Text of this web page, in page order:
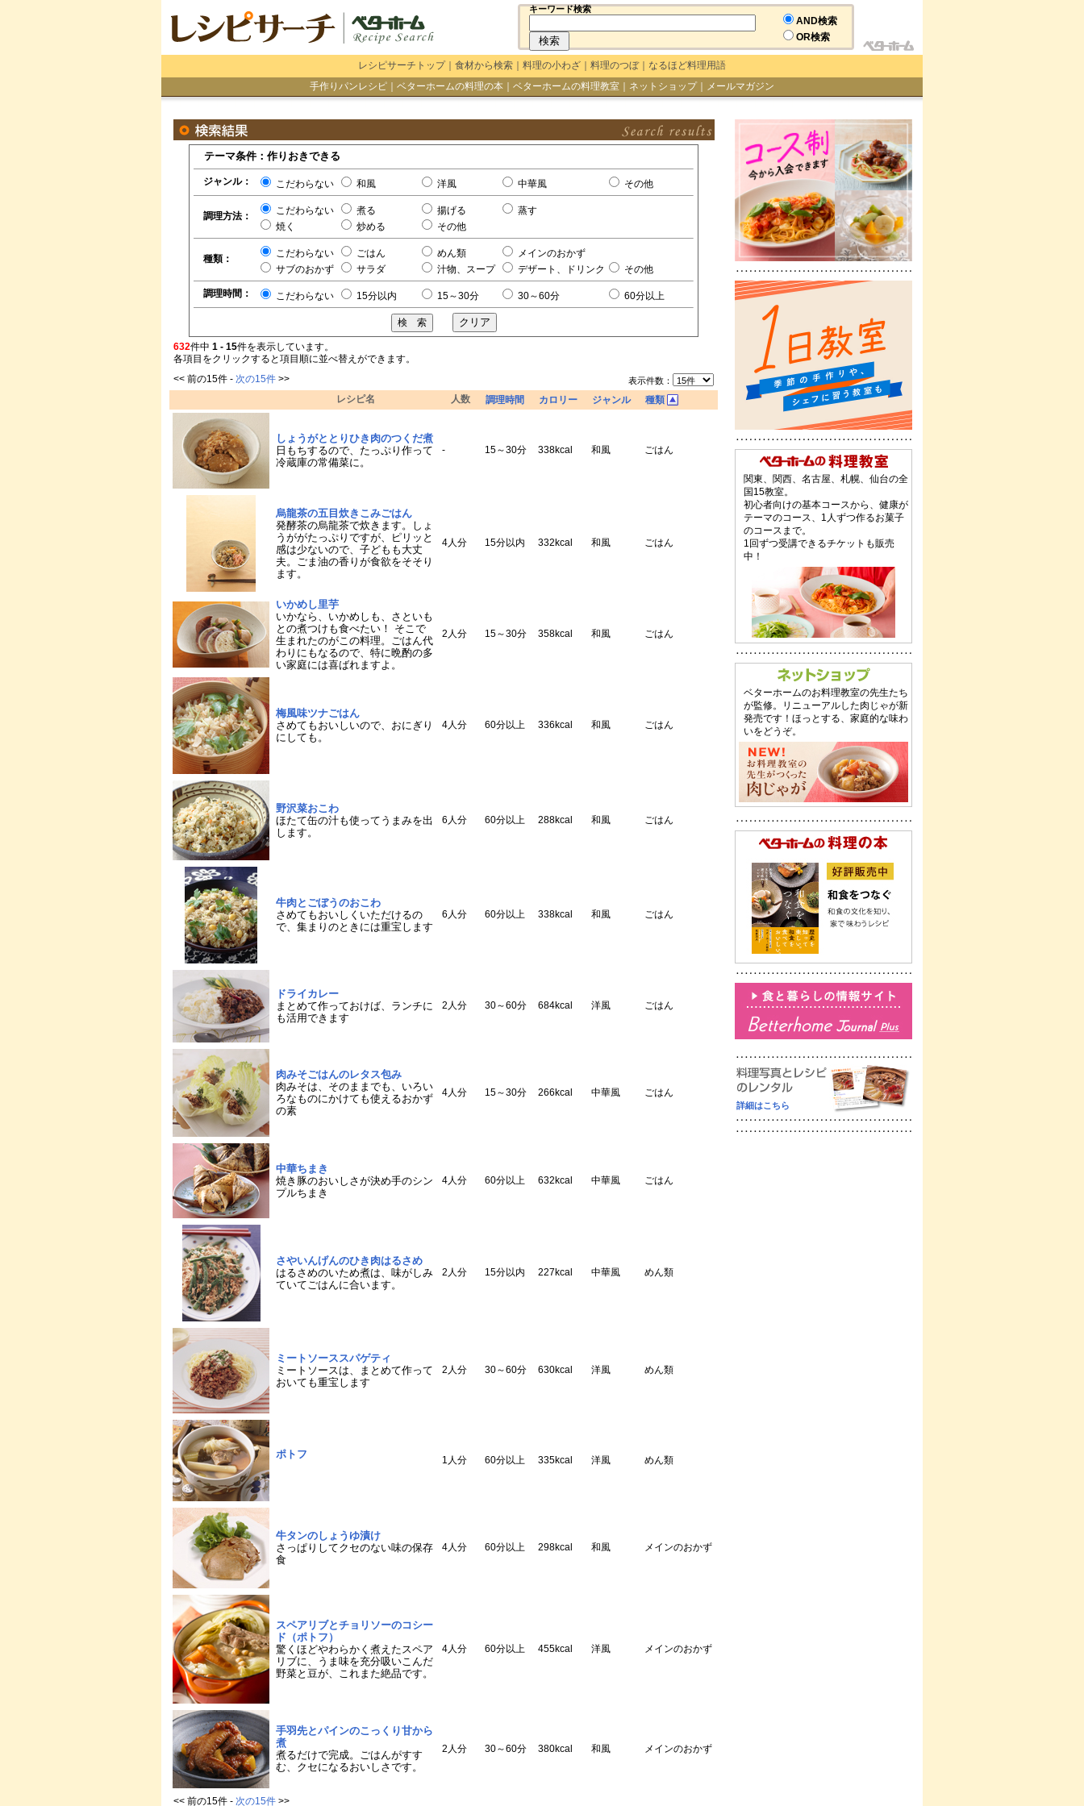
キーワード検索
AND検索
OR検索
レシピサーチトップ｜ 食材から検索 料理の小わざ 料理のつぼ｜ なるほど料理用語
手作りパンレシピ
ベターホームの料理の本 ベターホームの料理教室 ネットショップ｜ メールマガジン
テーマ条件：作りおきできる
ジャンル： こだわらない 和風 洋風 中華風 その他
調理方法： こだわらない 煮る 揚げる
蒸す
焼く
炒める その他
種類： こだわらない ごはん めん類
メインのおかず
サブのおかず
サラダ 汁物、スープ デザート、ドリンク その他
調理時間： こだわらない 15分以内 15～30分 30～60分 60分以上
632件中 1 - 15件を表示しています。
各項目をクリックすると項目順に並べ替えができます。
<< 前の15件 - 次の15件 >> 表示件数：
レシピ名 人数 調理時間 カロリー ジャンル 種類
しょうがととりひき肉のつくだ煮
日もちするので、たっぷり作って
冷蔵庫の常備菜に。
- 15～30分 338kcal 和風 ごはん
烏龍茶の五目炊きこみごはん
発酵茶の烏龍茶で炊きます。しょ
うががたっぷりですが、ピリッと
感は少ないので、子どもも大丈
夫。ごま油の香りが食欲をそそり
ます。
4人分 15分以内 332kcal 和風 ごはん
いかめし里芋
いかなら、いかめしも、さといも
との煮つけも食べたい！ そこで
生まれたのがこの料理。ごはん代
わりにもなるので、特に晩酌の多
い家庭には喜ばれますよ。
2人分 15～30分 358kcal 和風 ごはん
梅風味ツナごはん
さめてもおいしいので、おにぎり
にしても。
4人分 60分以上 336kcal 和風 ごはん
野沢菜おこわ
ほたて缶の汁も使ってうまみを出
します。
6人分 60分以上 288kcal 和風 ごはん
牛肉とごぼうのおこわ
さめてもおいしくいただけるの
で、集まりのときには重宝します
6人分 60分以上 338kcal 和風 ごはん
ドライカレー
まとめて作っておけば、ランチに
も活用できます
2人分 30～60分 684kcal 洋風 ごはん
肉みそごはんのレタス包み
肉みそは、そのままでも、いろい
ろなものにかけても使えるおかず
の素
4人分 15～30分 266kcal 中華風 ごはん
中華ちまき
焼き豚のおいしさが決め手のシン
プルちまき
4人分 60分以上 632kcal 中華風 ごはん
さやいんげんのひき肉はるさめ
はるさめのいため煮は、味がしみ
ていてごはんに合います。
2人分 15分以内 227kcal 中華風 めん類
ミートソーススパゲティ
ミートソースは、まとめて作って
おいても重宝します
2人分 30～60分 630kcal 洋風 めん類
ポトフ 1人分 60分以上 335kcal 洋風 めん類
牛タンのしょうゆ漬け
さっぱりしてクセのない味の保存
食
4人分 60分以上 298kcal 和風 メインのおかず
スペアリブとチョリソーのコシー
ド（ポトフ）
驚くほどやわらかく煮えたスペア
リブに、うま味を充分吸いこんだ
野菜と豆が、これまた絶品です。
4人分 60分以上 455kcal 洋風 メインのおかず
手羽先とパインのこっくり甘から
煮
煮るだけで完成。ごはんがすす
む、クセになるおいしさです。
2人分 30～60分 380kcal 和風 メインのおかず
<< 前の15件 - 次の15件 >>
関東、関西、名古屋、札幌、仙台の全
国15教室。
初心者向けの基本コースから、健康が
テーマのコース、1人ずつ作るお菓子
のコースまで。
1回ずつ受講できるチケットも販売
中！
ベターホームのお料理教室の先生たち
が監修。リニューアルした肉じゃが新
発売です！ほっとする、家庭的な味わ
いをどうぞ。
詳細はこちら